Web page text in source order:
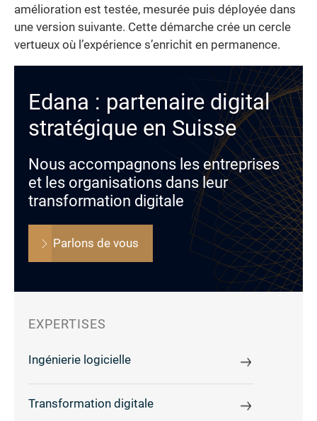
amélioration est testée, mesurée puis déployée dans
une version suivante. Cette démarche crée un cercle
vertueux où l’expérience s’enrichit en permanence.
Edana : partenaire digital
stratégique en Suisse
Nous accompagnons les entreprises
et les organisations dans leur
transformation digitale
Parlons de vous
EXPERTISES
Ingénierie logicielle
Transformation digitale